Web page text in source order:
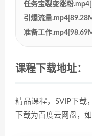
任务宝裂变涨粉
引爆流量
准备工作
课程下载地址：
精品课程，SVIP下载
下载为百度云网盘，